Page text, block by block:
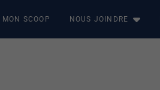
MON SCOOP NOUS JOINDRE